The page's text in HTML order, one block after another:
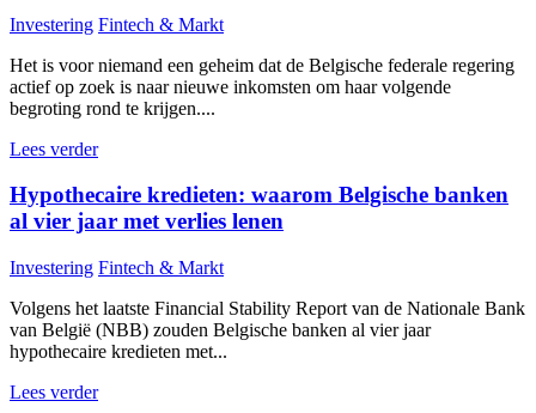
Investering Fintech & Markt
Het is voor niemand een geheim dat de Belgische federale regering
actief op zoek is naar nieuwe inkomsten om haar volgende
begroting rond te krijgen....
Lees verder
Hypothecaire kredieten: waarom Belgische banken
al vier jaar met verlies lenen
Investering Fintech & Markt
Volgens het laatste Financial Stability Report van de Nationale Bank
van België (NBB) zouden Belgische banken al vier jaar
hypothecaire kredieten met...
Lees verder